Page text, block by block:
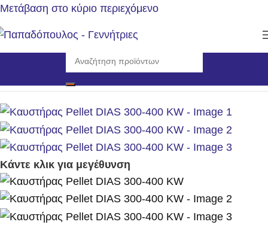
Μετάβαση στο κύριο περιεχόμενο
Αρχική σελίδα/Θέρμανση/Καυστήρες Πέλλετ
Κάντε κλικ για μεγέθυνση